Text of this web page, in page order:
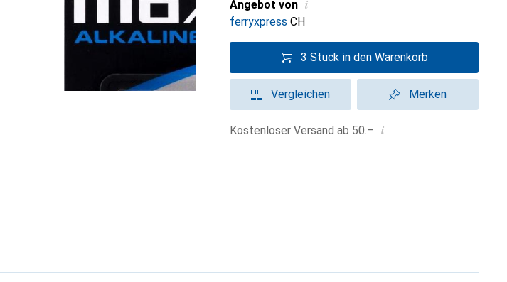
Angebot von i
ferryxpress CH
3 Stück in den Warenkorb
Vergleichen Merken
Kostenloser Versand ab 50.– i